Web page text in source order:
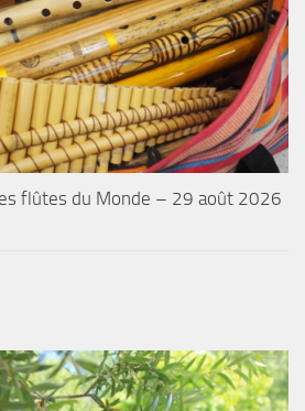
flûtes du Monde – 29 août 2026